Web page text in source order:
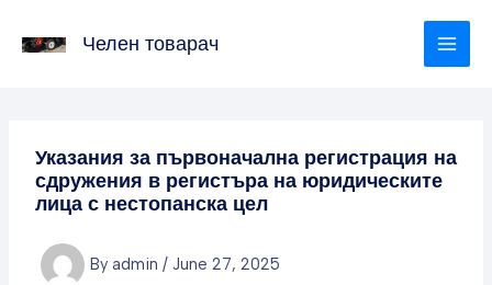
Челен товарач
Указания за първоначална регистрация на
сдружения в регистъра на юридическите
лица с нестопанска цел
By admin / June 27, 2025